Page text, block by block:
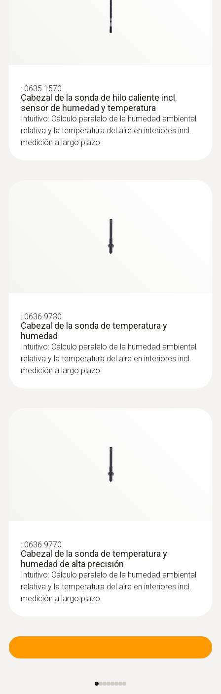
: 0635 1570
Cabezal de la sonda de hilo caliente incl.
sensor de humedad y temperatura
Intuitivo: Cálculo paralelo de la humedad ambiental
relativa y la temperatura del aire en interiores incl.
medición a largo plazo
: 0636 9730
Cabezal de la sonda de temperatura y
humedad
Intuitivo: Cálculo paralelo de la humedad ambiental
relativa y la temperatura del aire en interiores incl.
medición a largo plazo
: 0636 9770
Cabezal de la sonda de temperatura y
humedad de alta precisión
Intuitivo: Cálculo paralelo de la humedad ambiental
relativa y la temperatura del aire en interiores incl.
medición a largo plazo